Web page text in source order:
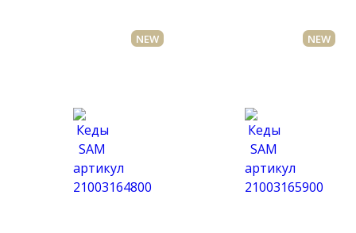
NEW NEW